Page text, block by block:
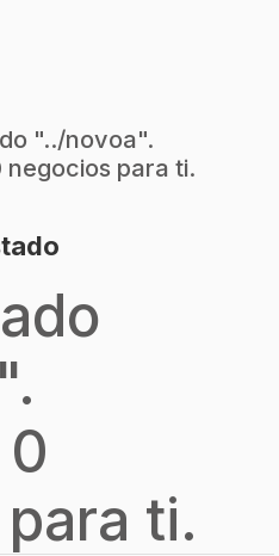
"../novoa".
negocios para ti.
".
ti.